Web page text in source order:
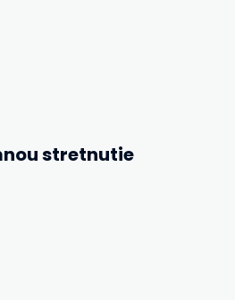
stretnutie